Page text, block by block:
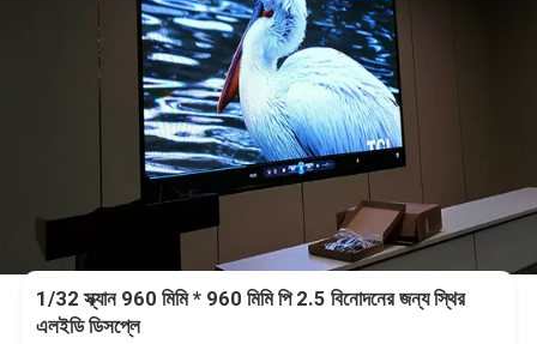
1/32 স্ক্যান 960 মিমি * 960 মিমি পি 2.5 বিনোদনের জন্য স্থির
এলইডি ডিসপ্লে